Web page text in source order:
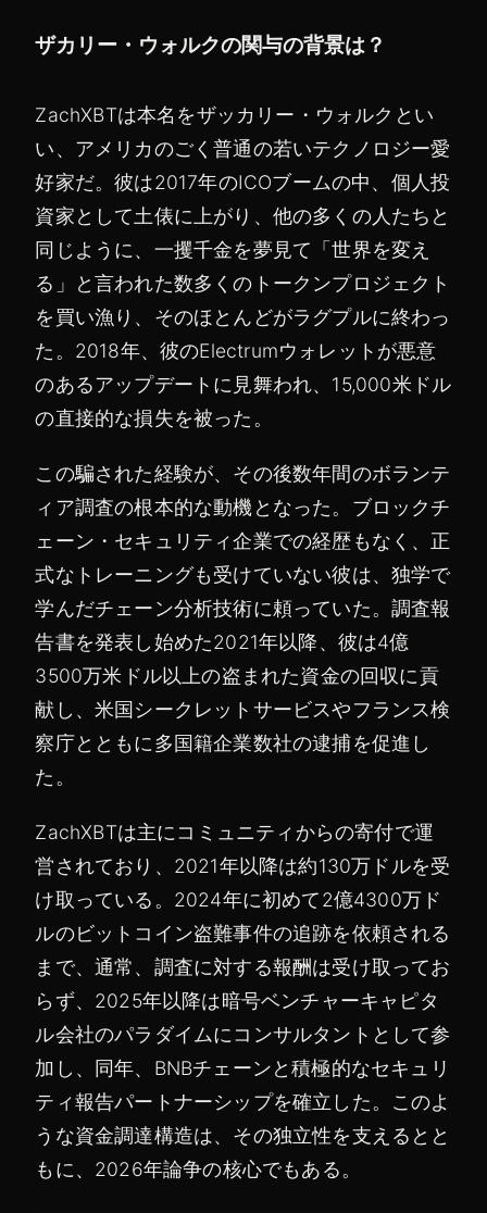
ザカリー・ウォルクの関与の背景は？
ZachXBTは本名をザッカリー・ウォルクとい
い、アメリカのごく普通の若いテクノロジー愛
好家だ。彼は2017年のICOブームの中、個人投
資家として土俵に上がり、他の多くの人たちと
同じように、一攫千金を夢見て「世界を変え
る」と言われた数多くのトークンプロジェクト
を買い漁り、そのほとんどがラグプルに終わっ
た。2018年、彼のElectrumウォレットが悪意
のあるアップデートに見舞われ、15,000米ドル
の直接的な損失を被った。
この騙された経験が、その後数年間のボランテ
ィア調査の根本的な動機となった。ブロックチ
ェーン・セキュリティ企業での経歴もなく、正
式なトレーニングも受けていない彼は、独学で
学んだチェーン分析技術に頼っていた。調査報
告書を発表し始めた2021年以降、彼は4億
3500万米ドル以上の盗まれた資金の回収に貢
献し、米国シークレットサービスやフランス検
察庁とともに多国籍企業数社の逮捕を促進し
た。
ZachXBTは主にコミュニティからの寄付で運
営されており、2021年以降は約130万ドルを受
け取っている。2024年に初めて2億4300万ド
ルのビットコイン盗難事件の追跡を依頼される
まで、通常、調査に対する報酬は受け取ってお
らず、2025年以降は暗号ベンチャーキャピタ
ル会社のパラダイムにコンサルタントとして参
加し、同年、BNBチェーンと積極的なセキュリ
ティ報告パートナーシップを確立した。このよ
うな資金調達構造は、その独立性を支えるとと
もに、2026年論争の核心でもある。